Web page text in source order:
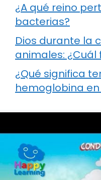
¿A qué reino
bacterias?
Dios durante la
animales: ¿Cuál
¿Qué significa
hemoglobina